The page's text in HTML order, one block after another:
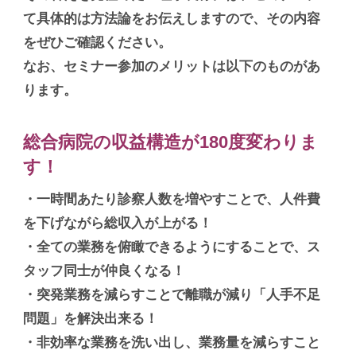
て具体的は方法論をお伝えしますので、その内容
をぜひご確認ください。
なお、セミナー参加のメリットは以下のものがあ
ります。
総合病院の収益構造が180度変わりま
す！
・一時間あたり診察人数を増やすことで、人件費
を下げながら総収入が上がる！
・全ての業務を俯瞰できるようにすることで、ス
タッフ同士が仲良くなる！
・突発業務を減らすことで離職が減り「人手不足
問題」を解決出来る！
・非効率な業務を洗い出し、業務量を減らすこと